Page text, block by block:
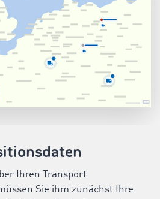
Ihren Transport
Sie ihm zunächst Ihre